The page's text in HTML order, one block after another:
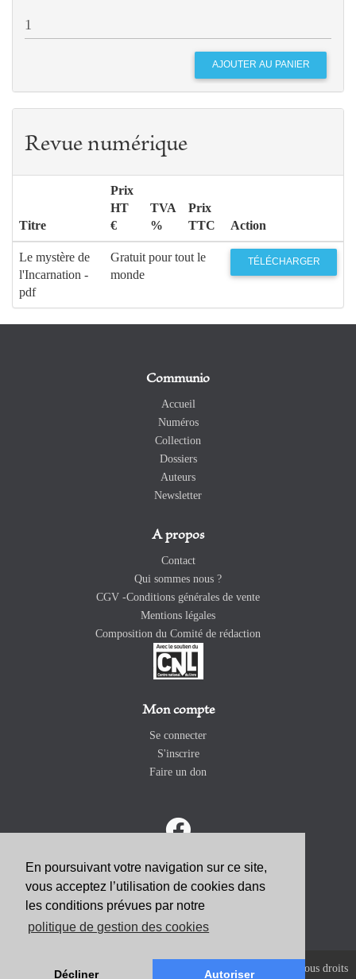
En poursuivant votre navigation sur ce site,
vous acceptez l’utilisation de cookies dans
les conditions prévues par notre
politique de gestion des cookies
Décliner Autoriser
Revue numérique
Titre
Prix
HT
€
TVA
%
Prix
TTC
Action
Le mystère de
l'Incarnation -
pdf
Gratuit pour tout le
monde
TÉLÉCHARGER
Communio
Accueil
Numéros
Collection
Dossiers
Auteurs
Newsletter
A propos
Contact
Qui sommes nous ?
CGV -Conditions générales de vente
Mentions légales
Composition du Comité de rédaction
Mon compte
Se connecter
S'inscrire
Faire un don
ABONNEZ-VOUS
Copyright 2026 Revue Catholique Internationale COMMUNIO. Tous droits